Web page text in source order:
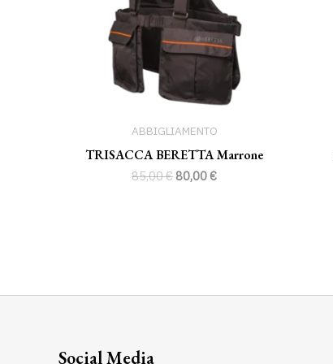
ABBIGLIAMENTO
TRISACCA BERETTA Marrone
85,00€ 80,00 €
Social Media